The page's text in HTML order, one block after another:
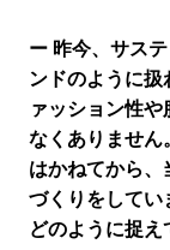
ー 昨今、サス
ンドのように
ァッション性
なくありません
はかねてから、
づくりをしてい
どのように捉え